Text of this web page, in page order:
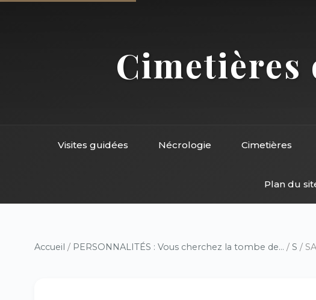
Cimetières
Visites guidées Nécrologie Cimetières
Plan du
Accueil / PERSONNALITÉS : Vous cherchez la tombe de... / S /